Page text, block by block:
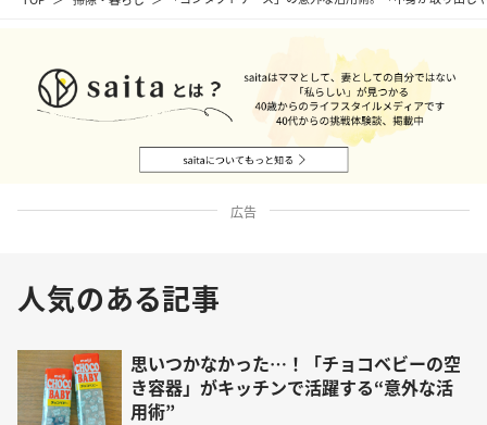
広告
人気のある記事
思いつかなかった…！「チョコベビーの空
き容器」がキッチンで活躍する“意外な活
用術”